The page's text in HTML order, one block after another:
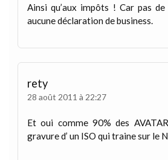
Ainsi qu’aux impôts ! Car pas
aucune déclaration de business.
rety
28 août 2011 à 22:27
Et oui comme 90% des
gravure d’ un ISO qui traine sur le